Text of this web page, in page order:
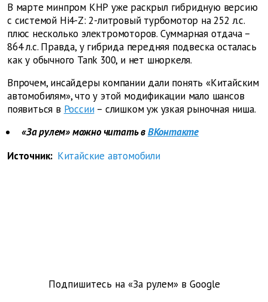
В марте минпром КНР уже раскрыл гибридную версию
с системой Hi4-Z: 2-литровый турбомотор на 252 л.с.
плюс несколько электромоторов. Суммарная отдача –
864 л.с. Правда, у гибрида передняя подвеска осталась
как у обычного Tank 300, и нет шноркеля.
Впрочем, инсайдеры компании дали понять «Китайским
автомобилям», что у этой модификации мало шансов
появиться в России– слишком уж узкая рыночная ниша.
«За рулем» можно читать вВКонтакте
Источник: Китайские автомобили
Подпишитесь на «За рулем» в Google